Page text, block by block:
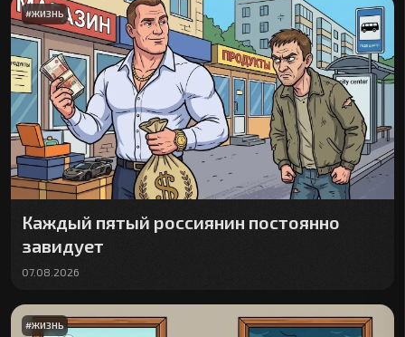
#ЖИЗНЬ
Каждый пятый россиянин постоянно
завидует
07.08.2026
#ЖИЗНЬ